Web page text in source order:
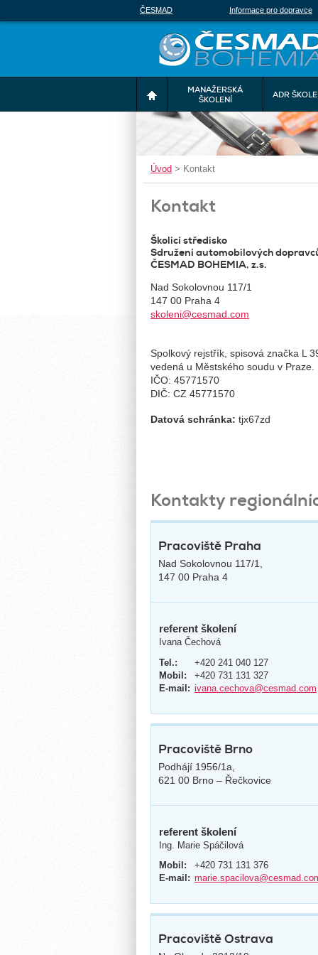
Úvod > Kontakt
Kontakt
Školicí středisko
Sdružení automobilových
ČESMAD BOHEMIA, z.s.
Nad Sokolovnou 117/1
147 00 Praha 4
skoleni@cesmad.com
Spolkový rejstřík, spisová značka L
vedená u Městského soudu v Praze.
IČO: 45771570
DIČ: CZ 45771570
Datová schránka: tjx67zd
Kontakty
Pracoviště Praha
Nad Sokolovnou 117/1,
147 00 Praha 4
referent školení
Ivana Čechová
Tel.:
+420 241 040 127
Mobil:
+420 731 131 327
E-mail: ivana.cechova@cesmad.com
Pracoviště Brno
Podhájí 1956/1a,
621 00 Brno – Řečkovice
referent školení
Ing. Marie Spáčilová
Mobil:
+420 731 131 376
E-mail:
Pracoviště Ostrava
MANAŽERSKÁ
ŠKOLENÍ
ADR
ČESMAD Informace pro dopravce